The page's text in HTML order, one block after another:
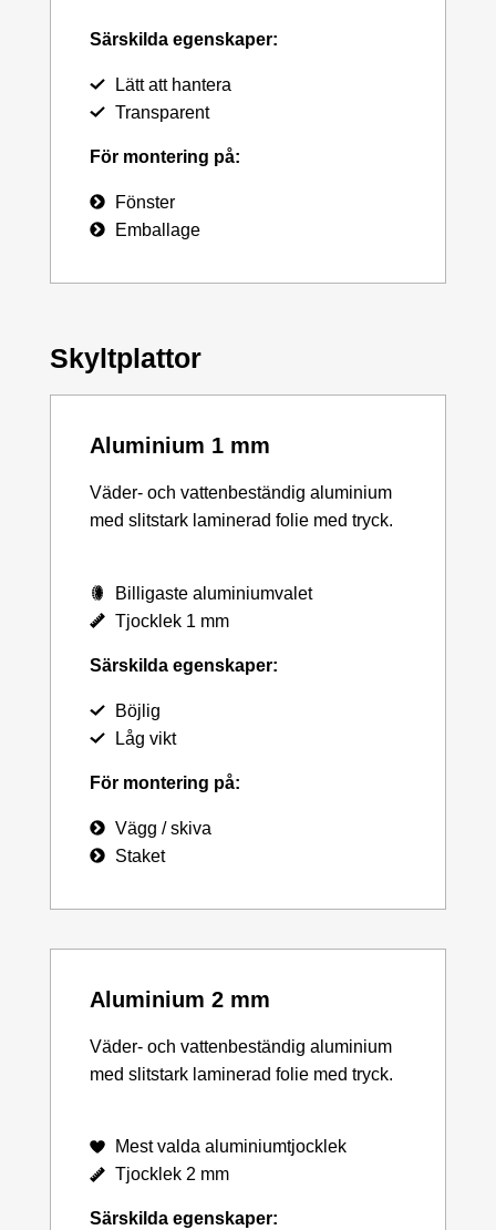
Särskilda egenskaper:
Lätt att hantera
Transparent
För montering på:
Fönster
Emballage
Skyltplattor
Aluminium 1 mm
Väder- och vattenbeständig aluminium
med slitstark laminerad folie med tryck.
Billigaste aluminiumvalet
Tjocklek 1 mm
Särskilda egenskaper:
Böjlig
Låg vikt
För montering på:
Vägg / skiva
Staket
Aluminium 2 mm
Väder- och vattenbeständig aluminium
med slitstark laminerad folie med tryck.
Mest valda aluminiumtjocklek
Tjocklek 2 mm
Särskilda egenskaper: